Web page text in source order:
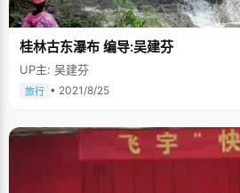
桂林古东瀑布 编导:吴建芬
UP主: 吴建芬
旅行 • 2021/8/25